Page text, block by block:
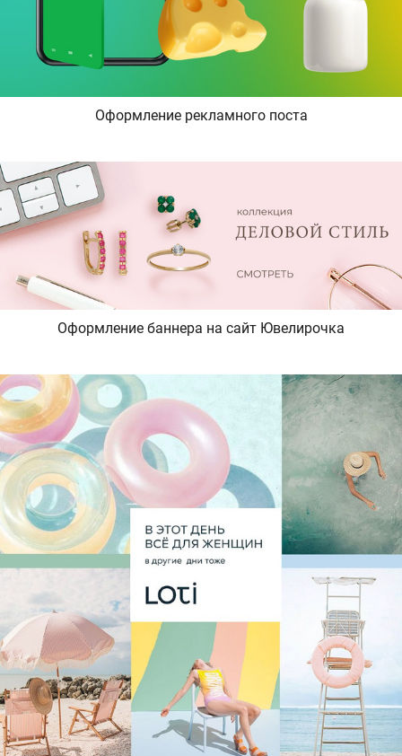
Оформление рекламного поста
Оформление баннера на сайт Ювелирочка